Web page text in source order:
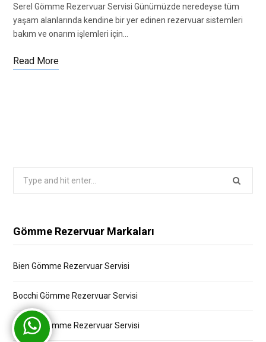
Serel Gömme Rezervuar Servisi Günümüzde neredeyse tüm
yaşam alanlarında kendine bir yer edinen rezervuar sistemleri
bakım ve onarım işlemleri için…
Read More
Gömme Rezervuar Markaları
Bien Gömme Rezervuar Servisi
Bocchi Gömme Rezervuar Servisi
Creavit Gömme Rezervuar Servisi